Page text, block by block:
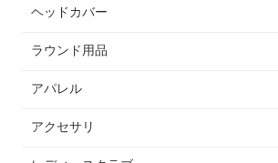
ヘッドカバー
ラウンド用品
アパレル
アクセサリ